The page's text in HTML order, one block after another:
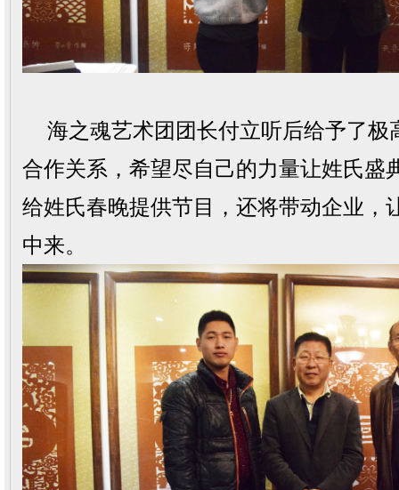
海之魂艺术团团长付立听后给予了极
合作关系，希望尽自己的力量让姓氏盛
给姓氏春晚提供节目，还将带动企业，
中来。